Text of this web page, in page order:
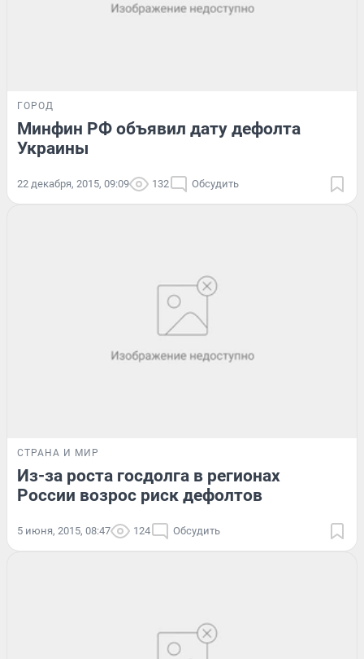
ГОРОД
Минфин РФ объявил дату дефолта
Украины
22 декабря, 2015, 09:09 132 Обсудить
СТРАНА И МИР
Из-за роста госдолга в регионах
России возрос риск дефолтов
5 июня, 2015, 08:47 124 Обсудить